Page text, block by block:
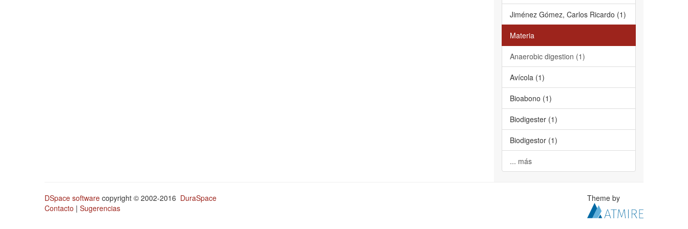
Jiménez Gómez, Carlos Ricardo (1)
Materia
Anaerobic digestion (1)
Avícola (1)
Bioabono (1)
Biodigester (1)
Biodigestor (1)
... más
DSpace software copyright © 2002-2016 DuraSpace
Contacto | Sugerencias
Theme by